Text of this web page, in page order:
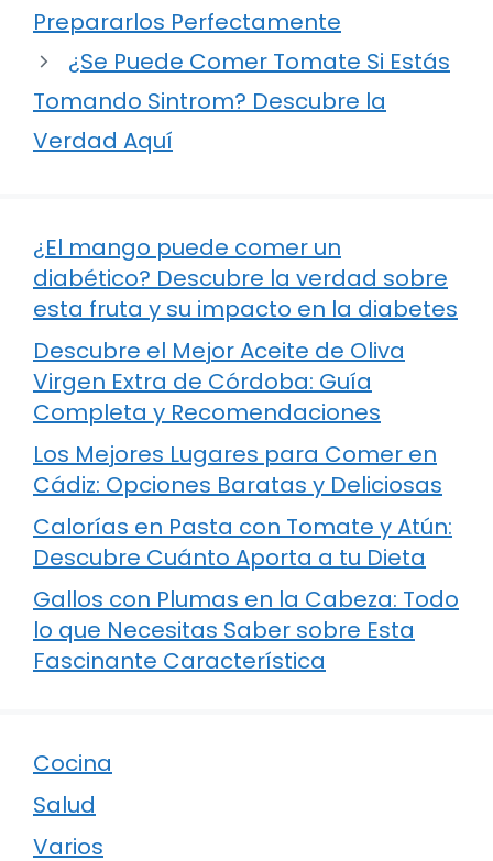
Prepararlos Perfectamente
¿Se Puede Comer Tomate Si Estás
Tomando Sintrom? Descubre la
Verdad Aquí
¿El mango puede comer un
diabético? Descubre la verdad sobre
esta fruta y su impacto en la diabetes
Descubre el Mejor Aceite de Oliva
Virgen Extra de Córdoba: Guía
Completa y Recomendaciones
Los Mejores Lugares para Comer en
Cádiz: Opciones Baratas y Deliciosas
Calorías en Pasta con Tomate y Atún:
Descubre Cuánto Aporta a tu Dieta
Gallos con Plumas en la Cabeza: Todo
lo que Necesitas Saber sobre Esta
Fascinante Característica
Cocina
Salud
Varios